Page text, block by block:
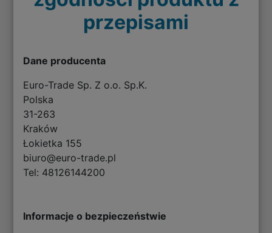
przepisami
Dane producenta
Euro-Trade Sp. Z o.o. Sp.K.
Polska
31-263
Kraków
Łokietka 155
biuro@euro-trade.pl
Tel: 48126144200
Informacje o bezpieczeństwie